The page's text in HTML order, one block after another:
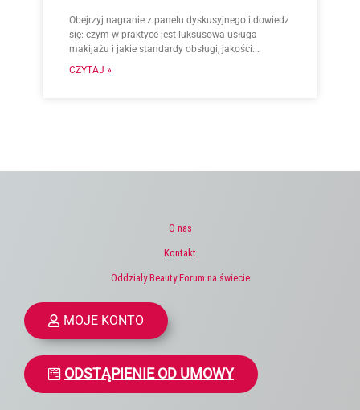
Obejrzyj nagranie z panelu dyskusyjnego i dowiedz
się: czym w praktyce jest luksusowa usługa
makijażu i jakie standardy obsługi, jakości...
CZYTAJ »
O nas
Kontakt
Oddziały Beauty Forum na świecie
MOJE KONTO
ODSTĄPIENIE OD UMOWY